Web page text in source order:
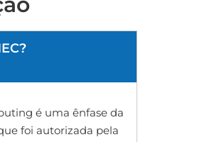
é uma ênfase da
foi autorizada pela